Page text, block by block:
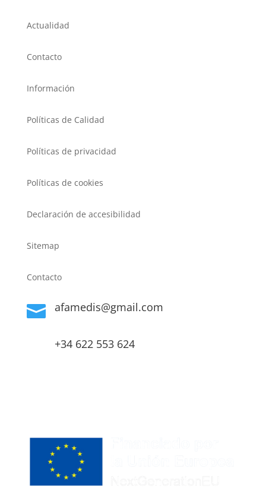
Actualidad
Contacto
Información
Políticas de Calidad
Políticas de privacidad
Políticas de cookies
Declaración de accesibilidad
Sitemap
Contacto
 afamedis@gmail.com
+34 622 553 624